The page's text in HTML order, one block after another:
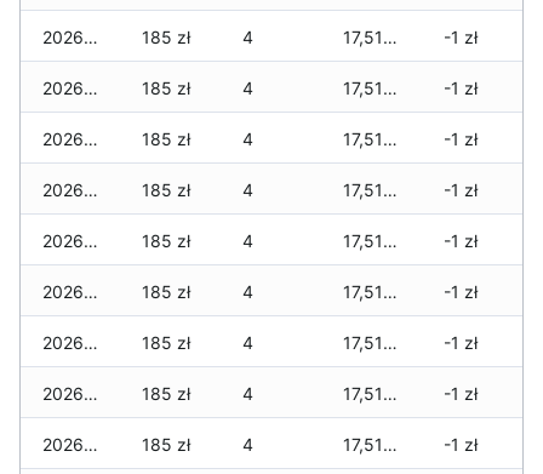
2026-07-03 185 zł 4 17,515 zł -1 zł
2026-07-02 185 zł 4 17,515 zł -1 zł
2026-07-01 185 zł 4 17,515 zł -1 zł
2026-06-30 185 zł 4 17,515 zł -1 zł
2026-06-28 185 zł 4 17,515 zł -1 zł
2026-06-27 185 zł 4 17,515 zł -1 zł
2026-06-26 185 zł 4 17,515 zł -1 zł
2026-06-25 185 zł 4 17,515 zł -1 zł
2026-06-24 185 zł 4 17,515 zł -1 zł